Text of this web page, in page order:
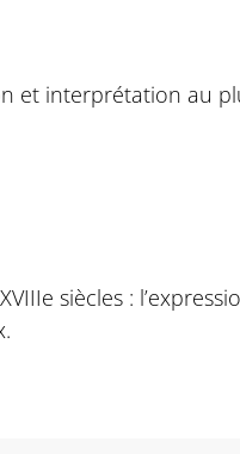
et interprétation au
siècles :